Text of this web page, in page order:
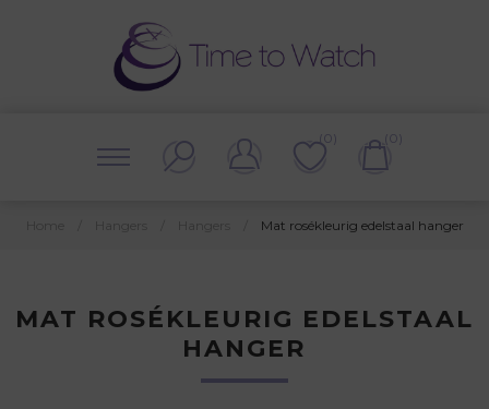
(0) (0)
Mat rosékleurig edelstaal hanger
MAT ROSÉKLEURIG EDELSTAAL
HANGER